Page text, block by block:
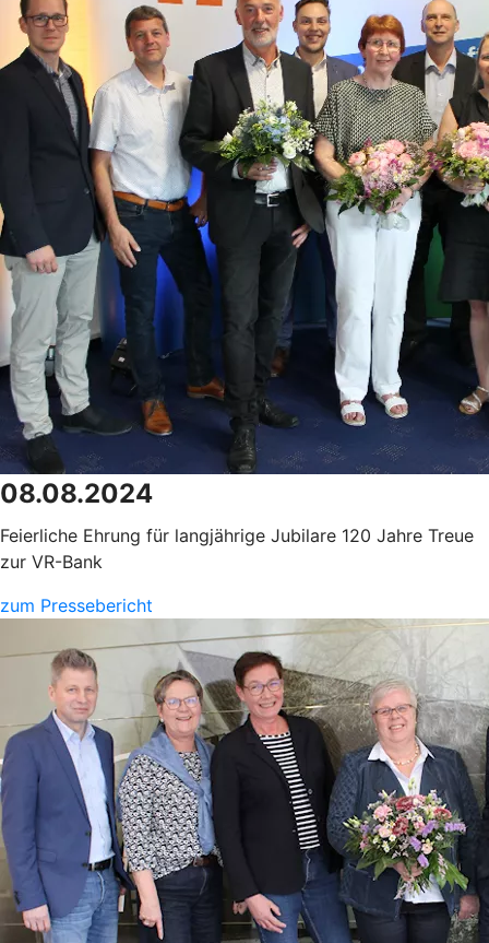
08.08.2024
Feierliche Ehrung für langjährige Jubilare 120 Jahre Treue
zur VR-Bank
zum Pressebericht